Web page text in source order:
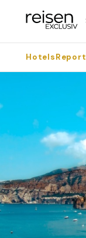
Hotels